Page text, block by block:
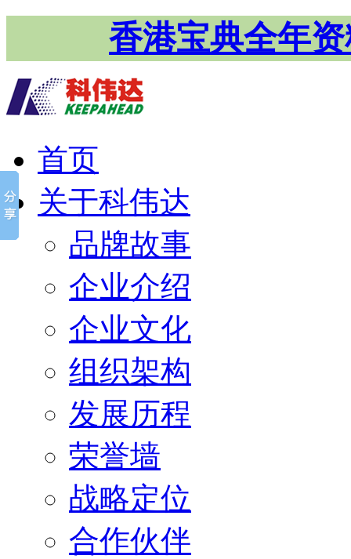
香港宝典全年
首页
关于科伟达
品牌故事
企业介绍
企业文化
组织架构
发展历程
荣誉墙
战略定位
合作伙伴